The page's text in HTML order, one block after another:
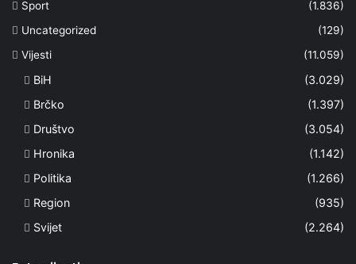
Sport
(1.836)
Uncategorized
(129)
Vijesti
(11.059)
BiH
(3.029)
Brčko
(1.397)
Društvo
(3.054)
Hronika
(1.142)
Politika
(1.266)
Region
(935)
Svijet
(2.264)